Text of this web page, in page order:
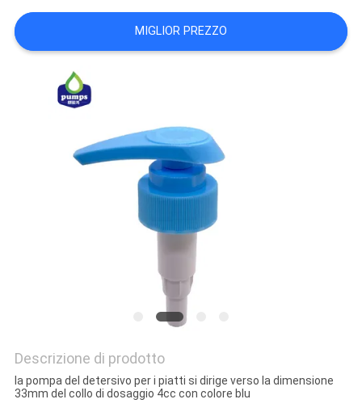
MAPPA
DEL
POLICY
MIGLIOR PREZZO
Descrizione di prodotto
la pompa del detersivo per i piatti si dirige verso la dimensione
33mm del collo di dosaggio 4cc con colore blu